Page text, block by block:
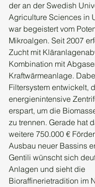
der an der Swedish
Agriculture Sciences in
war begeistert vom
Mikroalgen. Seit 2007
Zucht mit
Kombination mit
Kraftwärmeanlage.
Filtersystem entwickelt,
energienintensive
erspart, um die
zu trennen. Gerade hat
weitere 750.000 €
Ausbau neuer Bassins
Gentili wünscht sich
Anlagen und sieht die
Bioraffinerietradition im